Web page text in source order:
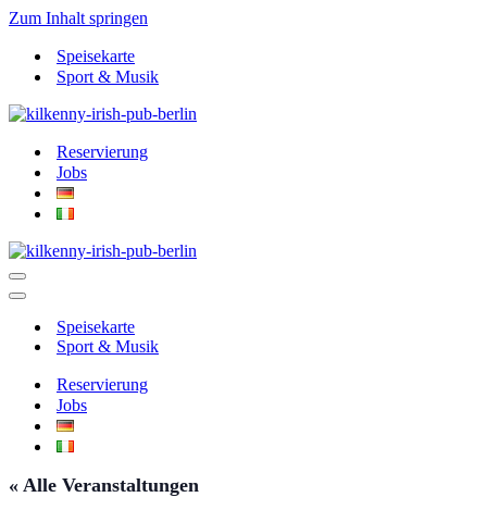
Zum Inhalt springen
Speisekarte
Sport & Musik
Reservierung
Jobs
Navigationsmenü
Navigationsmenü
Speisekarte
Sport & Musik
Reservierung
Jobs
« Alle Veranstaltungen